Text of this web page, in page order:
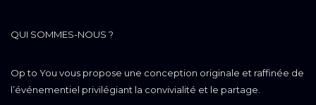
QUI SOMMES-NOUS ?
Op to You vous propose une conception originale et raffinée de
l’événementiel privilégiant la convivialité et le partage.